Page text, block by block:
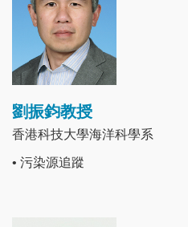
劉振鈞教授
香港科技大學海洋科學系
• 污染源追蹤